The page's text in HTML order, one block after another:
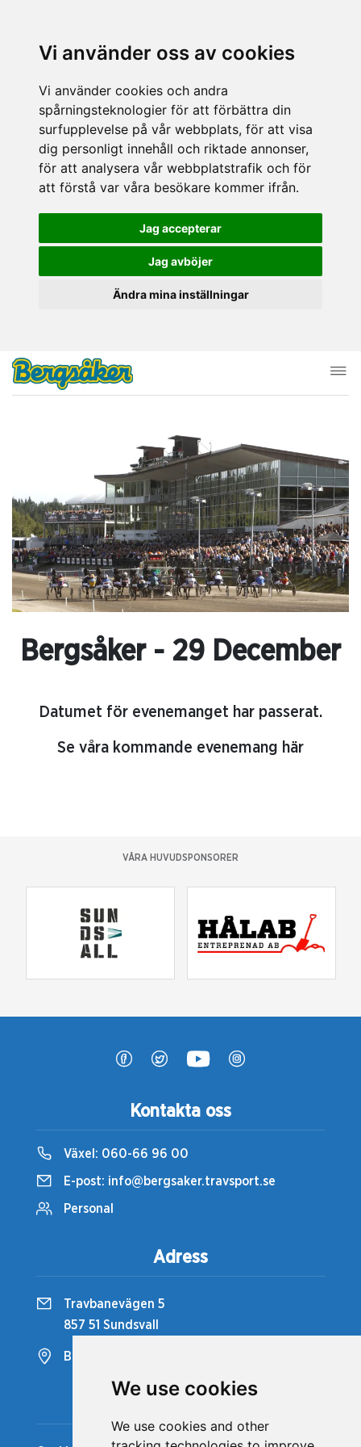
We use cookies
We use cookies and other
Vi använder oss av cookies
Vi använder cookies och andra
spårningsteknologier för att förbättra din
surfupplevelse på vår webbplats, för att visa
dig personligt innehåll och riktade annonser,
för att analysera vår webbplatstrafik och för
att förstå var våra besökare kommer ifrån.
Jag accepterar
Jag avböjer
Ändra mina inställningar
Bergsåker - 29 December
Datumet för evenemanget har passerat.
Se våra kommande evenemang här
VÅRA HUVUDSPONSORER
Kontakta oss
Växel: 060-66 96 00
E-post: info@bergsaker.travsport.se
Personal
Adress
Travbanevägen 5
857 51 Sundsvall
Bergsåkers Travbana